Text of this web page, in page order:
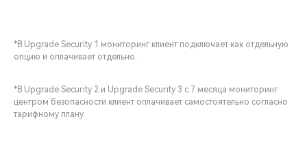
*В Upgrade Security 1 мониторинг клиент подключает как отдельную
опцию и оплачивает отдельно.
*В Upgrade Security 2 и Upgrade Security 3 с 7 месяца мониторинг
центром безопасности клиент оплачивает самостоятельно согласно
тарифному плану.